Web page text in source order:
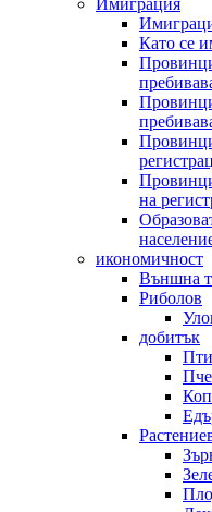
Имиграция
Като се
на
икономичност
Външна
Риболов
добитък